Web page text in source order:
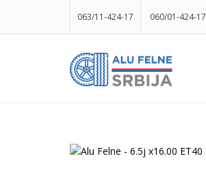
063/11-424-17 060/01-424-17